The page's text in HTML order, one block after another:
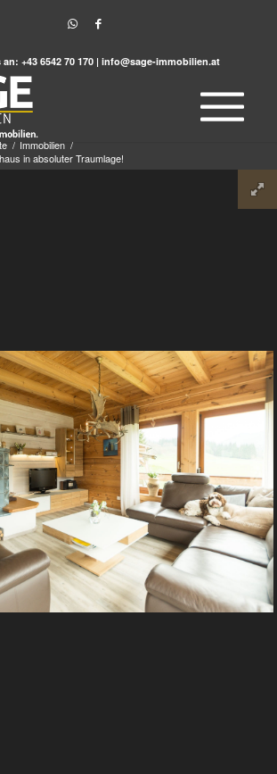
an: +43 6542 70 170 | info@sage-immobilien.at
/ Immobilien /
in absoluter Traumlage!